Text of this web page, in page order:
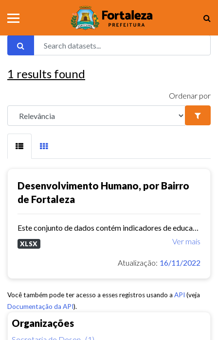
Organizações
1 results found
Ordenar por
Desenvolvimento Humano, por Bairro
de Fortaleza
Ver mais
XLSX
Atualização: 16/11/2022
Você também pode ter acesso a esses registros usando a API (veja
Documentação da API).